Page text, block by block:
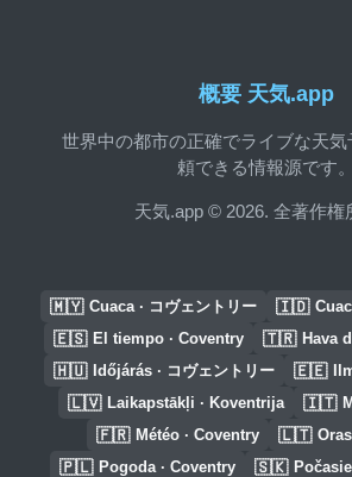
概要 天気.app
世界中の都市の正確でライブな天
頼できる情報源です。
天気.app © 2026. 全著作権
🇲🇾 Cuaca · コヴェントリー 🇮🇩
🇪🇸 El tiempo · Coventry 🇹🇷 Hava
🇭🇺 Időjárás · コヴェントリー 🇪🇪
🇱🇻 Laikapstākļi · Koventrija 🇮🇹
🇫🇷 Météo · Coventry 🇱🇹
🇵🇱 Pogoda · Coventry 🇸🇰